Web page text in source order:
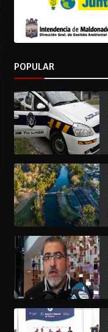
POPULAR